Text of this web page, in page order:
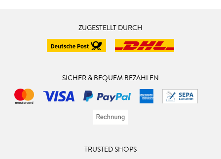
ZUGESTELLT DURCH
SICHER & BEQUEM BEZAHLEN
TRUSTED SHOPS